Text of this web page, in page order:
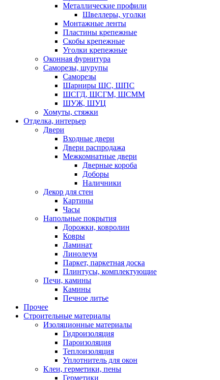
Металлические профили
Швеллеры, уголки
Монтажные ленты
Пластины крепежные
Скобы крепежные
Уголки крепежные
Оконная фурнитура
Саморезы, шурупы
Саморезы
Шарниры ШС, ШПС
ШСГД, ШСГМ, ШСММ
ШУЖ, ШУЦ
Хомуты, стяжки
Отделка, интерьер
Двери
Входные двери
Двери распродажа
Межкомнатные двери
Дверные короба
Доборы
Наличники
Декор для стен
Картины
Часы
Напольные покрытия
Дорожки, ковролин
Ковры
Ламинат
Линолеум
Паркет, паркетная доска
Плинтусы, комплектующие
Печи, камины
Камины
Печное литье
Прочее
Строительные материалы
Изоляционные материалы
Гидроизоляция
Пароизоляция
Теплоизоляция
Уплотнитель для окон
Клеи, герметики, пены
Герметики